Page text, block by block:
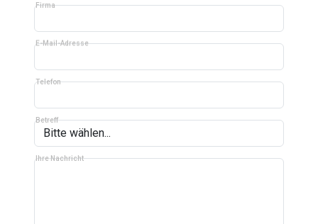
Firma
E-Mail-Adresse
Telefon
Betreff
Ihre Nachricht